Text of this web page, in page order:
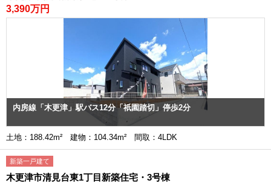
3,390万円
内房線「木更津」駅バス12分「祇園踏切」停歩2分
土地：188.42m² 建物：104.34m² 間取：4LDK
新築一戸建て
木更津市清見台東1丁目新築住宅・3号棟